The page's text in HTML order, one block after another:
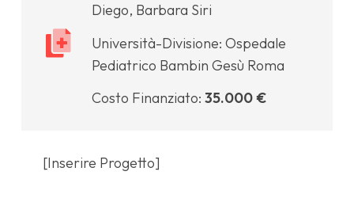
Diego, Barbara Siri
Università-Divisione: Ospedale
Pediatrico Bambin Gesù Roma
Costo Finanziato: 35.000 €
[Inserire Progetto]